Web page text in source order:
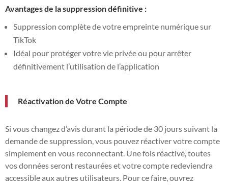
Avantages de la suppression définitive :
Suppression complète de votre empreinte numérique sur
TikTok
Idéal pour protéger votre vie privée ou pour arrêter
définitivement l’utilisation de l’application
Réactivation de Votre Compte
Si vous changez d’avis durant la période de 30 jours suivant la
demande de suppression, vous pouvez réactiver votre compte
simplement en vous reconnectant. Une fois réactivé, toutes
vos données seront restaurées et votre compte redeviendra
accessible aux autres utilisateurs. Pour ce faire, ouvrez